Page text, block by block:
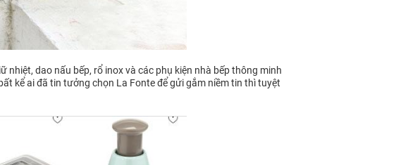
dao nấu bếp, rổ inox và các phụ kiện nhà bếp thông minh
kể ai đã tin tưởng chọn La Fonte để gửi gắm niềm tin thì tuyệt